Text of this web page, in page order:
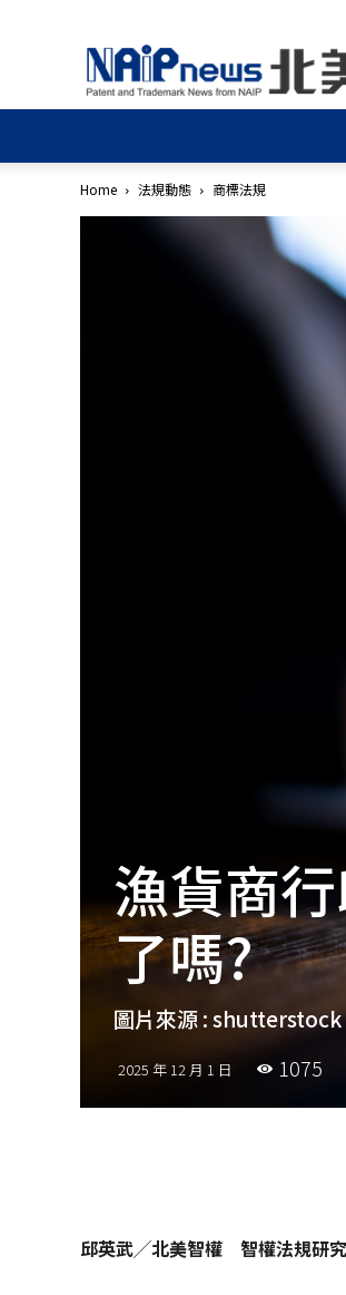
北
美
智
權
│
請
│
│
權
美
Home 法規動態 商標法規
漁貨商
了嗎?
圖片來源 : shutterstock
2025 年 12 月 1 日 1075
邱英武╱北美智權 智權法規研